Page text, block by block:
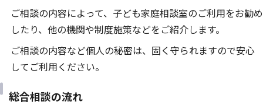
ご相談の内容によって、子ども家庭相談室のご利用をお勧め
したり、他の機関や制度施策などをご紹介します。
ご相談の内容など個人の秘密は、固く守られますので安心
してご利用ください。
総合相談の流れ